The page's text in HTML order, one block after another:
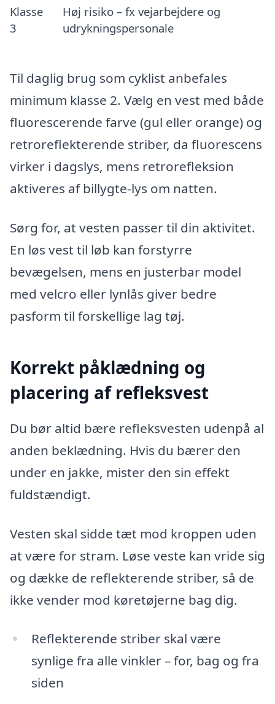
Klasse
3
Høj risiko – fx vejarbejdere og
udrykningspersonale
Til daglig brug som cyklist anbefales
minimum klasse 2. Vælg en vest med både
fluorescerende farve (gul eller orange) og
retroreflekterende striber, da fluorescens
virker i dagslys, mens retrorefleksion
aktiveres af billygte-lys om natten.
Sørg for, at vesten passer til din aktivitet.
En løs vest til løb kan forstyrre
bevægelsen, mens en justerbar model
med velcro eller lynlås giver bedre
pasform til forskellige lag tøj.
Korrekt påklædning og
placering af refleksvest
Du bør altid bære refleksvesten udenpå al
anden beklædning. Hvis du bærer den
under en jakke, mister den sin effekt
fuldstændigt.
Vesten skal sidde tæt mod kroppen uden
at være for stram. Løse veste kan vride sig
og dække de reflekterende striber, så de
ikke vender mod køretøjerne bag dig.
Reflekterende striber skal være
synlige fra alle vinkler – for, bag og fra
siden